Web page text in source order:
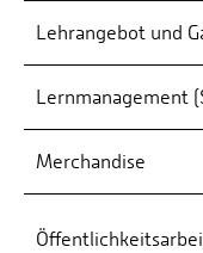
Lehrangebot und
Lernmanagement
Merchandise